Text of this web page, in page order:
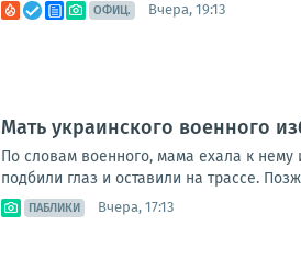
ОФИЦ. Вчера, 19:13
Мать украинского военного
По словам военного, мама ехала к
подбили глаз и оставили на трассе.
ПАБЛИКИ Вчера, 17:13